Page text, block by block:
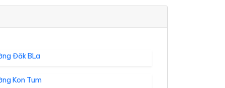
Đăk BLa
Kon Tum